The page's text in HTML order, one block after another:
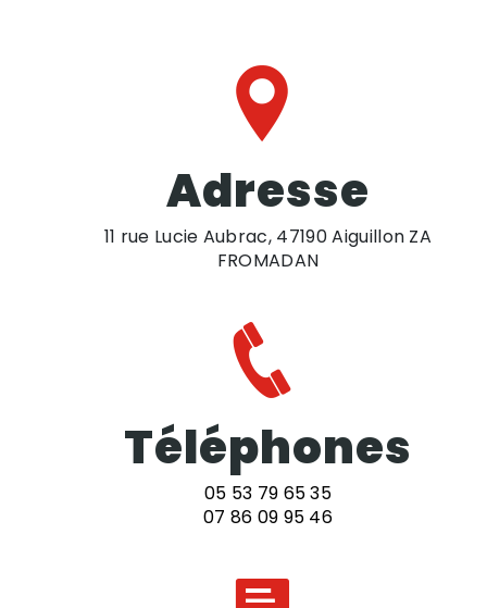
Adresse
11 rue Lucie Aubrac, 47190 Aiguillon ZA
FROMADAN
Téléphones
05 53 79 65 35
07 86 09 95 46